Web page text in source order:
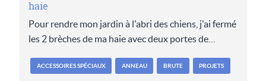
haie
Pour rendre mon jardin à l'abri des chiens, j'ai fermé
les 2 brèches de ma haie avec deux portes de…
ACCESSOIRES SPÉCIAUX ANNEAU BRUTE PROJETS